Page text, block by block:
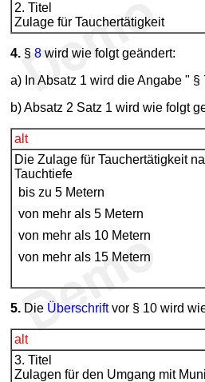
2. Titel
Zulage für Tauchertätigkeit
4. § 8 wird wie folgt geändert:
a) In Absatz 1 wird die Angabe "
b) Absatz 2 Satz 1 wird wie folgt
alt
Die Zulage für Tauchertätigkeit
Tauchtiefe
bis zu 5 Metern
von mehr als 5 Metern
von mehr als 10 Metern
von mehr als 15 Metern
5. Die Überschriftvor § 10 wird
alt
3. Titel
Zulagen für den Umgang mit